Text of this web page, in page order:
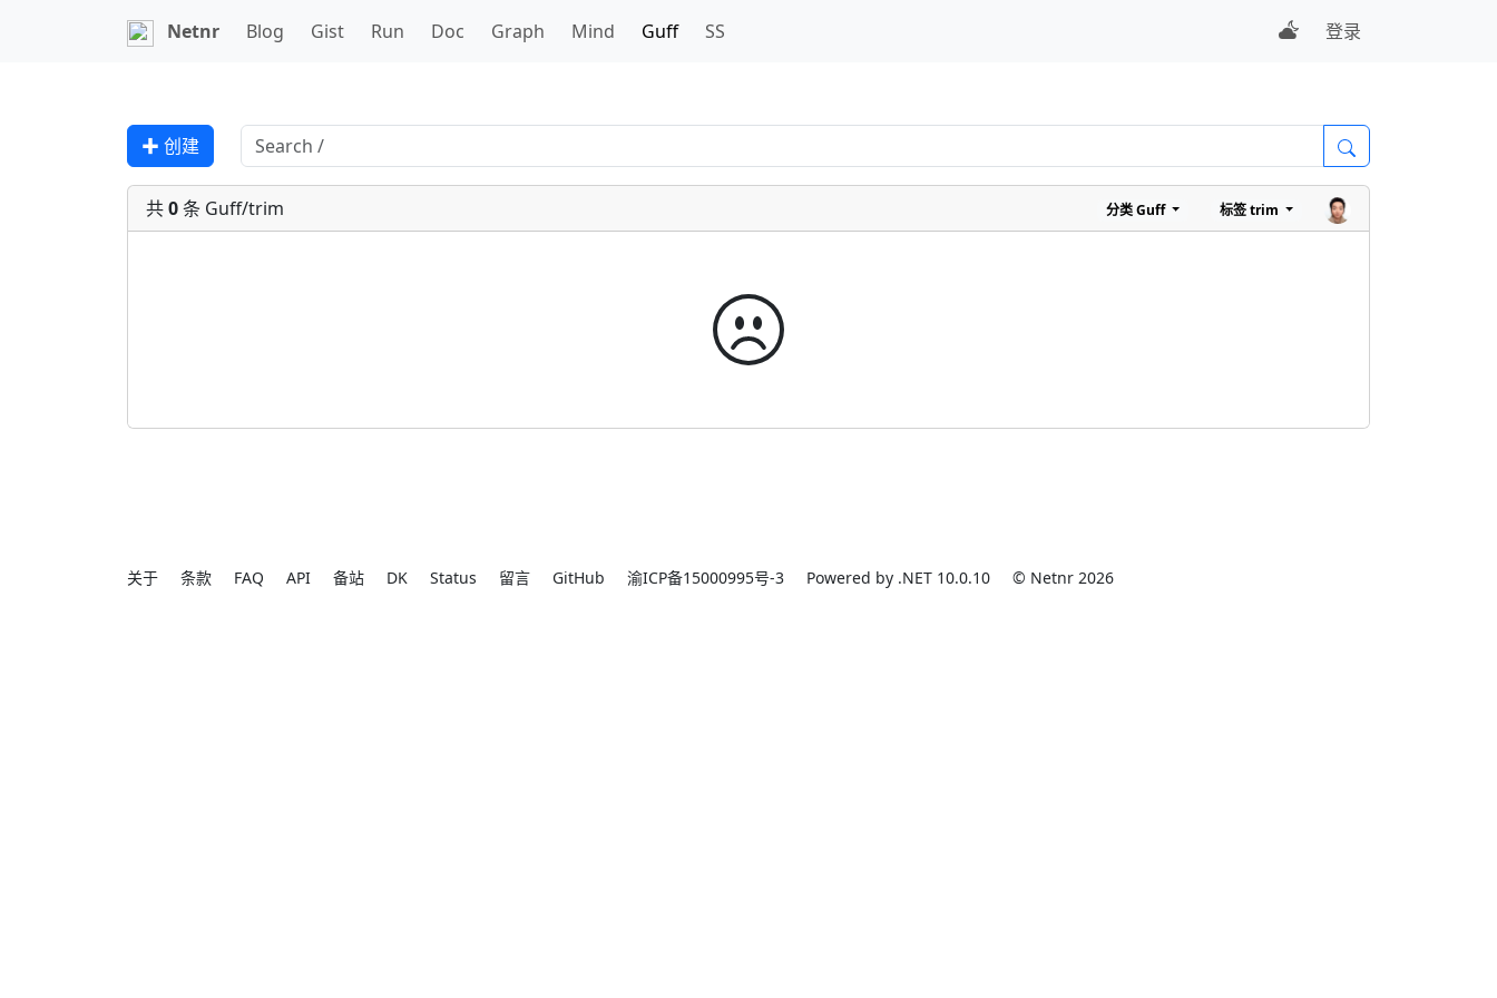
Netnr Blog Gist Run Doc Graph Mind Guff SS 登录
✚ 创建
共0条 Guff/trim 分类Guff 标签trim
关于 条款 FAQ API 备站 DK Status 留言 GitHub 渝ICP备15000995号-3 Powered by .NET 10.0.10 © Netnr 2026